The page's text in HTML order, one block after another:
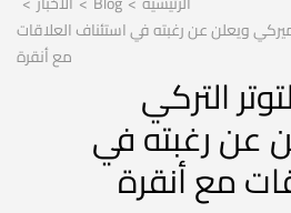
ويعلن عن رغبته في استئناف العلاقات
مع أنقرة
التركي
عن رغبته في
مع أنقرة